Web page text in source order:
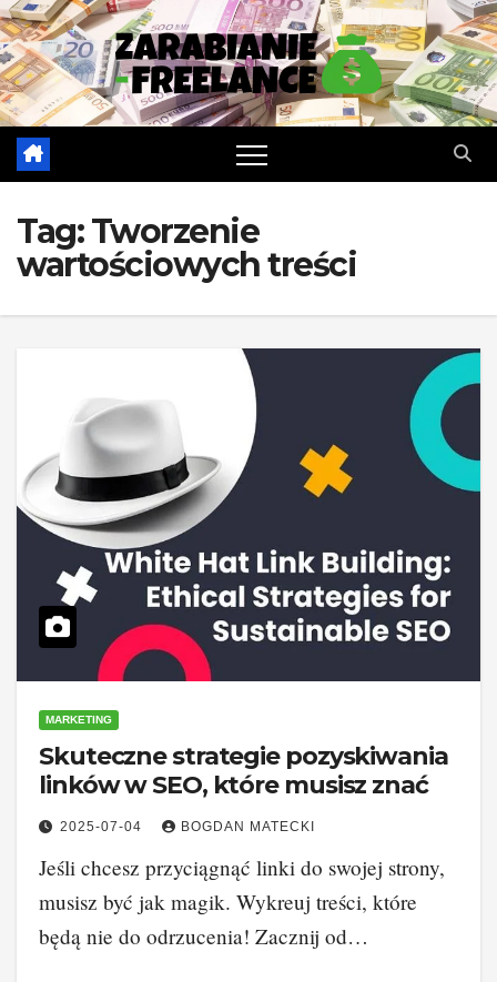
Skip
to
content
Tag:Tworzenie
wartościowych treści
MARKETING
Skuteczne strategie pozyskiwania
linków w SEO, które musisz znać
2025-07-04 BOGDAN MATECKI
Jeśli chcesz przyciągnąć linki do swojej strony,
musisz być jak magik. Wykreuj treści, które
będą nie do odrzucenia! Zacznij od…